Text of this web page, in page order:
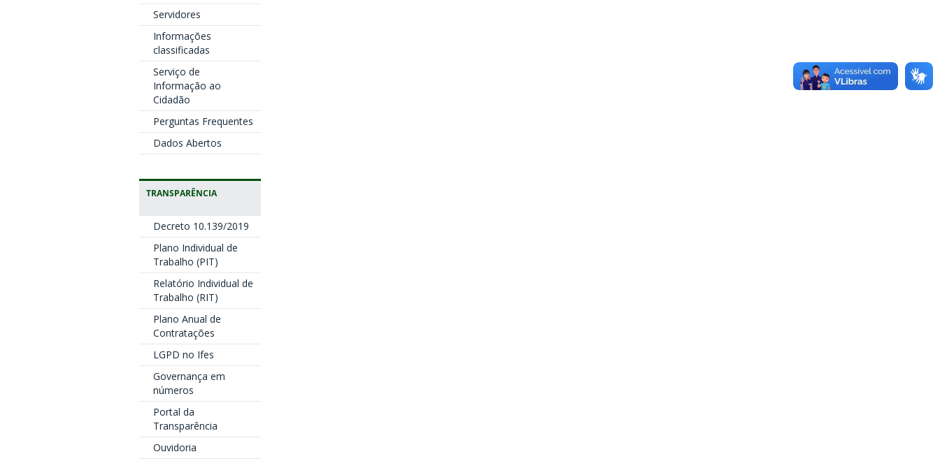
Servidores
Informações
classificadas
Serviço de
Informação ao
Cidadão
Perguntas Frequentes
Dados Abertos
TRANSPARÊNCIA
Decreto 10.139/2019
Plano Individual de
Trabalho (PIT)
Relatório Individual de
Trabalho (RIT)
Plano Anual de
Contratações
LGPD no Ifes
Governança em
números
Portal da
Transparência
Ouvidoria